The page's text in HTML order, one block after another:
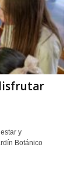
y
Botánico